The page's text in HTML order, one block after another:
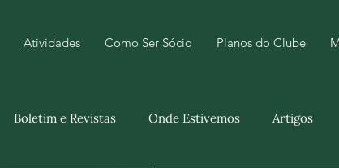
Atividades Como Ser Sócio Planos do Clube
Boletim e Revistas Onde Estivemos Artigos